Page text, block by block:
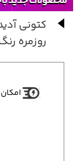
کتونی
روزمره